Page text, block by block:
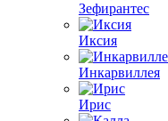
Зефирантес
Иксия
Инкарвиллея
Ирис